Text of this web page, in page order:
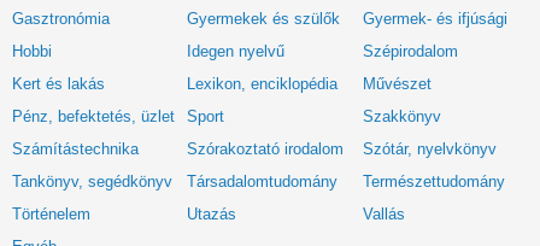
Gasztronómia
Gyermekek és szülők
Gyermek- és ifjúsági
Hobbi
Idegen nyelvű
Szépirodalom
Kert és lakás
Lexikon, enciklopédia
Művészet
Pénz, befektetés, üzlet
Sport
Szakkönyv
Számítástechnika
Szórakoztató irodalom
Szótár, nyelvkönyv
Tankönyv, segédkönyv
Társadalomtudomány
Természettudomány
Történelem
Utazás
Vallás